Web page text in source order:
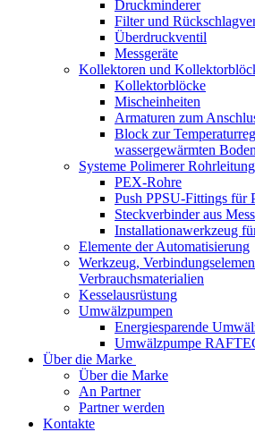
Druckminderer
Filter und
Überdruckventil
Messgeräte
Kollektoren und
Kollektorblöcke
Mischeinheiten
Armaturen zum
Block zur
wassergewärmten
Systeme Polimerer
PEX-Rohre
Push PPSU-Fittings für
Steckverbinder aus
Installationawerkzeug
Elemente der Automatisierung
Werkzeug,
Verbrauchsmaterialien
Kesselausrüstung
Umwälzpumpen
Energiesparende
Umwälzpumpe
Über die Marke
Über die Marke
An Partner
Partner werden
Kontakte